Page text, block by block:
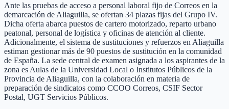
Ante las pruebas de acceso a personal laboral fijo de Correos en la
demarcación de Aliaguilla, se ofertan 34 plazas fijas del Grupo IV.
Dicha oferta abarca puestos de cartero motorizado, reparto urbano
peatonal, personal de logística y oficinas de atención al cliente.
Adicionalmente, el sistema de sustituciones y refuerzos en Aliaguilla
estiman gestionar más de 90 puestos de sustitución en la comunidad
de España. La sede central de examen asignada a los aspirantes de la
zona es Aulas de la Universidad Local o Institutos Públicos de la
Provincia de Aliaguilla, con la colaboración en materia de
preparación de sindicatos como CCOO Correos, CSIF Sector
Postal, UGT Servicios Públicos.